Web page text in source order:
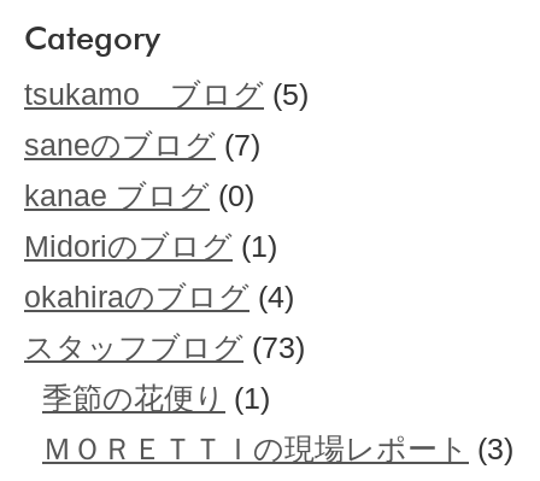
Category
tsukamo ブログ (5)
saneのブログ (7)
kanae ブログ (0)
Midoriのブログ (1)
okahiraのブログ (4)
スタッフブログ (73)
季節の花便り (1)
ＭＯＲＥＴＴＩの現場レポート (3)